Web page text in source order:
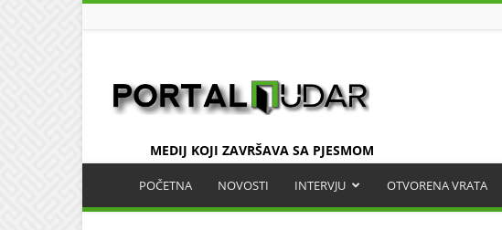
MEDIJ KOJI ZAVRŠAVA SA PJESMOM
POČETNA NOVOSTI INTERVJU OTVORENA VRATA